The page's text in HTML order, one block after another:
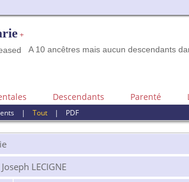
+
A 10 ancêtres mais aucun descendants
Descendants Parenté
|Tout | PDF
LECIGNE